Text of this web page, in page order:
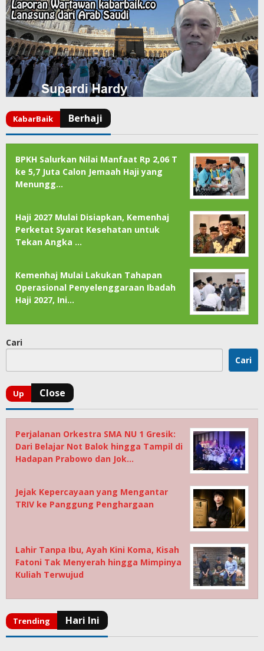
BPKH Salurkan Nilai Manfaat Rp 2,06 T
ke 5,7 Juta Calon Jemaah Haji yang
Menungg…
Haji 2027 Mulai Disiapkan, Kemenhaj
Perketat Syarat Kesehatan untuk
Tekan Angka …
Kemenhaj Mulai Lakukan Tahapan
Operasional Penyelenggaraan Ibadah
Haji 2027, Ini…
Cari
Cari
Perjalanan Orkestra SMA NU 1 Gresik:
Dari Belajar Not Balok hingga Tampil di
Hadapan Prabowo dan Jok…
Jejak Kepercayaan yang Mengantar
TRIV ke Panggung Penghargaan
Lahir Tanpa Ibu, Ayah Kini Koma, Kisah
Fatoni Tak Menyerah hingga Mimpinya
Kuliah Terwujud